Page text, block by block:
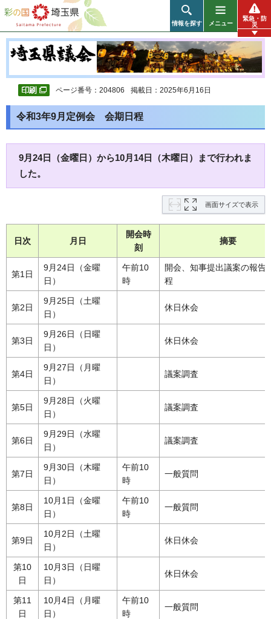
彩の国 埼玉県
情報を探す メニュー
緊急・防
災
ページ番号：204806 掲載日：2025年6月16日
令和3年9月定例会 会期日程
9月24日（金曜日）から10月14日（木曜日）まで行われま
した。
画面サイズで表示
日次 月日
開会時
刻
摘要
第1日
9月24日（金曜
日）
午前10
時
開会、知事提出議案の報告
程
第2日
9月25日（土曜
日）
休日休会
第3日
9月26日（日曜
日）
休日休会
第4日
9月27日（月曜
日）
議案調査
第5日
9月28日（火曜
日）
議案調査
第6日
9月29日（水曜
日）
議案調査
第7日
9月30日（木曜
日）
午前10
時
一般質問
第8日
10月1日（金曜
日）
午前10
時
一般質問
第9日
10月2日（土曜
日）
休日休会
第10
日
10月3日（日曜
日）
休日休会
第11
日
10月4日（月曜
日）
午前10
時
一般質問